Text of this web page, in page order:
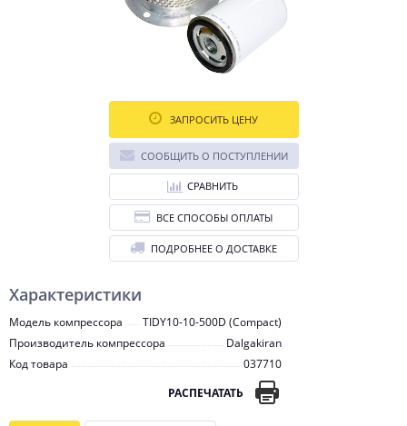
Характеристики
Модель компрессора
TIDY10-10-500D (Compact)
Производитель компрессора
Dalgakiran
Код товара
037710
РАСПЕЧАТАТЬ
ЗАПРОСИТЬ ЦЕНУ
СООБЩИТЬ О ПОСТУПЛЕНИИ
СРАВНИТЬ
ВСЕ СПОСОБЫ ОПЛАТЫ
ПОДРОБНЕЕ О ДОСТАВКЕ